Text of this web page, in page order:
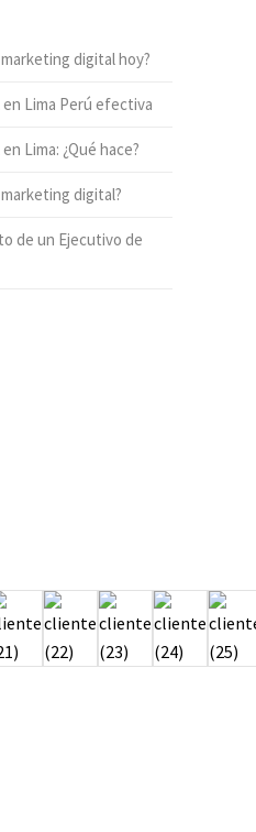
digital hoy?
Lima Perú efectiva
Lima: ¿Qué hace?
digital?
de un Ejecutivo de